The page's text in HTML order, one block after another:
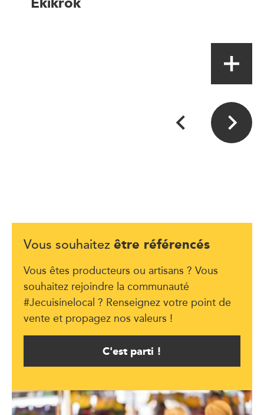
Vous souhaitez être référencés
Vous êtes producteurs ou artisans ? Vous
souhaitez rejoindre la communauté
#Jecuisinelocal ? Renseignez votre point de
vente et propagez nos valeurs !
C'est parti !